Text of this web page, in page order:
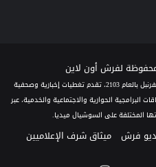
مؤسسة إعلامية سورية مستقلة تأسست في كفرنبل بالعام 2103، تقدم تغطيات إخبارية وصحفية
البرامجية الحوارية والاجتماعية والخدمية، عبر
فرش ميثاق شرف الإعلاميين